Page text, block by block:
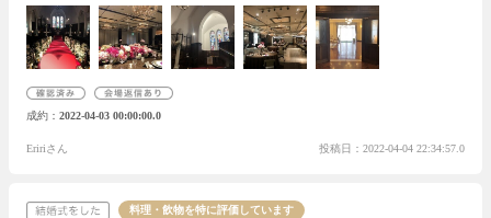
ました。また、スタッフの方々のサービスやおもてなしも素晴らし
く、ここに決めたポイントのひとつでもあります。見学の際に、
色々な質問をしたり予定より遅くなってしまったのにも関わらず、
な対応をして頂きました。これから時間をかけて人生一度の結婚式
を挙げるので、ここなら安心してお願いができると彼と意見は同じ
ろ、何でも答えて頂けたので見学の時点で聞く事ができよかったな
成約 2022-04-03 00:00:00.0
Eririさん 投稿日：2022-04-04 22:34:57.0
料理・飲物を特に評価しています